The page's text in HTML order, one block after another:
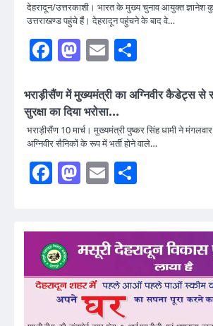
देहरादून/उत्तरकाशी। भारत के मुख्य चुनाव आयुक्त ज्ञानेश
उत्तराखण्ड पहुंचे हैं। देहरादून पहुंचने के बाद वे…
Facebook
Mastodon
Email
भराड़ीसैंण में मुख्यमंत्री का अग्निवीर कैडेट्स से
सुरक्षा का दिया भरोसा…
भराड़ीसैंण 10 मार्च। मुख्यमंत्री पुष्कर सिंह धामी ने
अग्निवीर सैनिकों के रूप में भर्ती होने वाले…
Facebook
Mastodon
Email